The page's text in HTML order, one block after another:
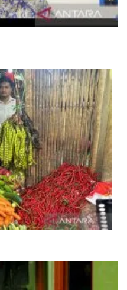
kawal rupiah di pasar
stabil jelang Lebaran